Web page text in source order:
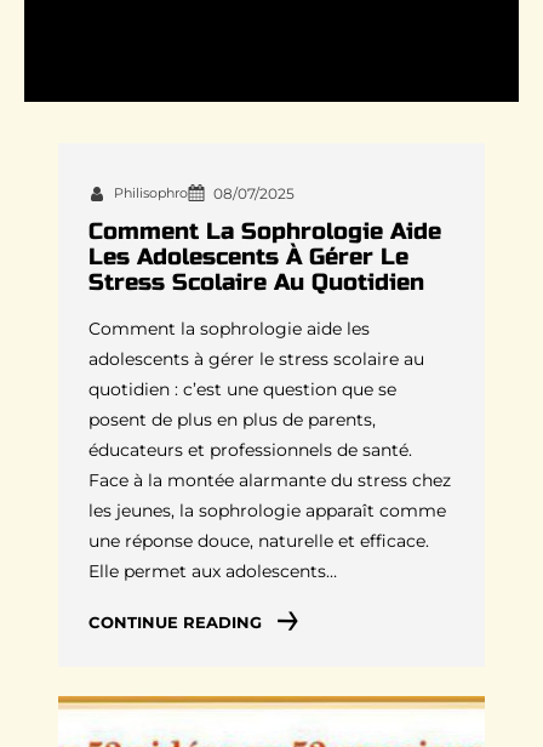
Philisophro 08/07/2025
Comment La Sophrologie Aide
Les Adolescents À Gérer Le
Stress Scolaire Au Quotidien
Comment la sophrologie aide les
adolescents à gérer le stress scolaire au
quotidien : c’est une question que se
posent de plus en plus de parents,
éducateurs et professionnels de santé.
Face à la montée alarmante du stress chez
les jeunes, la sophrologie apparaît comme
une réponse douce, naturelle et efficace.
Elle permet aux adolescents…
CONTINUE READING